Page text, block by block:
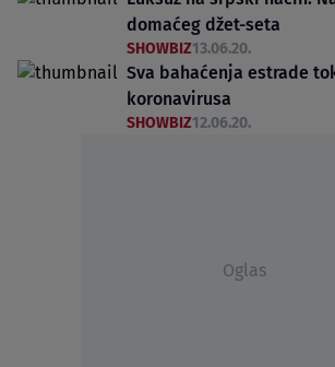
domaćeg džet-seta
SHOWBIZ13.06.20.
Sva bahaćenja estrade
koronavirusa
SHOWBIZ12.06.20.
Oglas